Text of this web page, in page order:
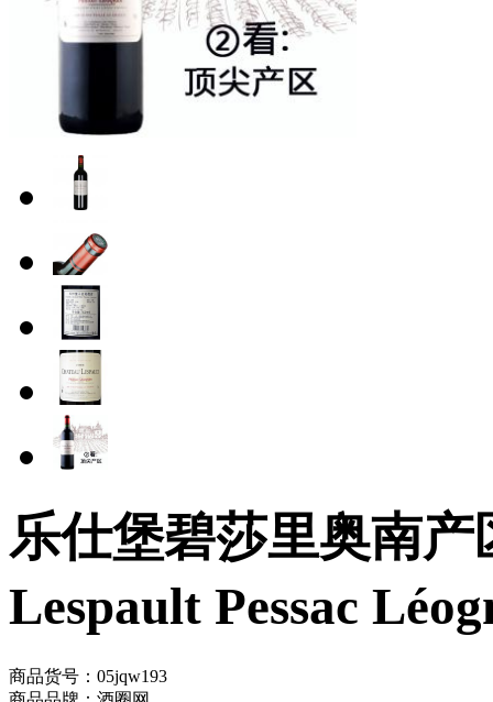
乐仕堡碧莎里奥南产
Lespault Pessac
商品货号：05jqw193